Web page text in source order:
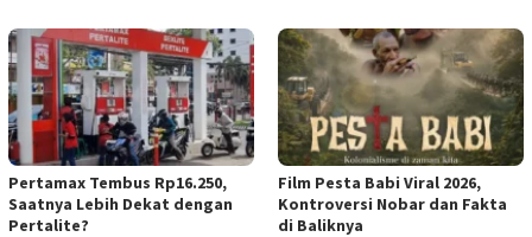
Pertamax Tembus Rp16.250,
Saatnya Lebih Dekat dengan
Pertalite?
Film Pesta Babi Viral 2026,
Kontroversi Nobar dan Fakta
di Baliknya